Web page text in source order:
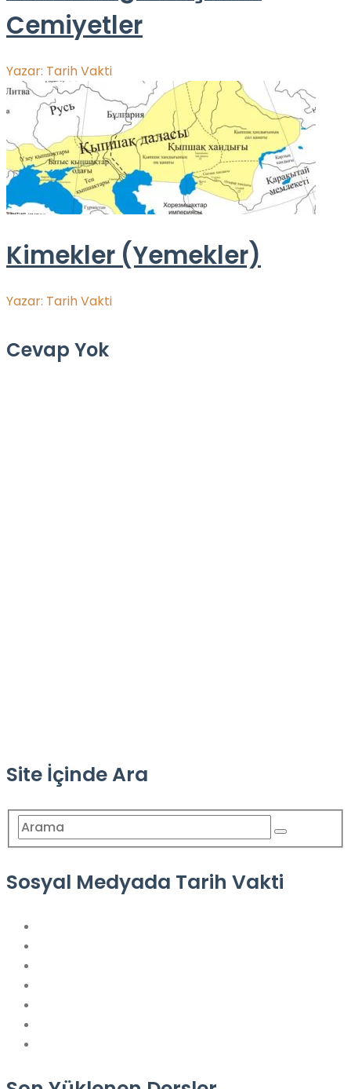
Cemiyetler
Yazar: Tarih Vakti
Kimekler (Yemekler)
Yazar: Tarih Vakti
Cevap Yok
Site İçinde Ara
Sosyal Medyada Tarih Vakti